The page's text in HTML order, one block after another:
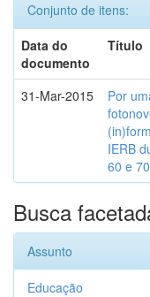
Conjunto de itens:
Data do
documento
Título
31-Mar-2015
Por
IERB
60 e
Busca
Assunto
Educação